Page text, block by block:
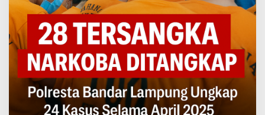
n
d
r
a
m
p
u